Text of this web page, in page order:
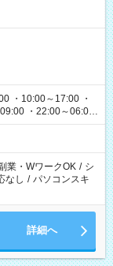
・10:00～17:00 ・
・22:00～06:00
業・WワークOK / シ
なし / パソコンスキ
詳細へ